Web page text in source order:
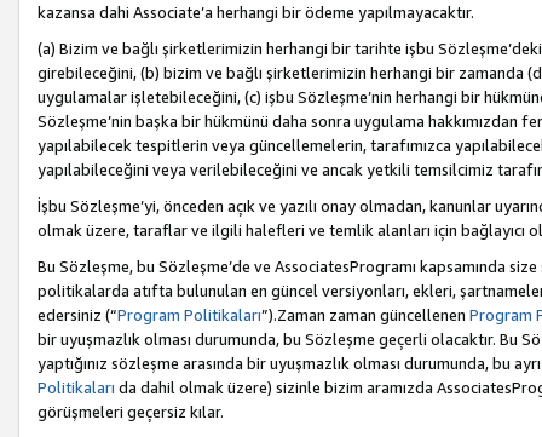
kazansa dahi Associate’a herhangi bir ödeme yapılmayacaktır.
(a) Bizim ve bağlı şirketlerimizin herhangi bir tarihte işbu
girebileceğini, (b) bizim ve bağlı şirketlerimizin herhangi bir zamanda
uygulamalar işletebileceğini, (c) işbu Sözleşme’nin herhangi bir
Sözleşme’nin başka bir hükmünü daha sonra uygulama hakkımızdan
yapılabilecek tespitlerin veya güncellemelerin, tarafımızca
yapılabileceğini veya verilebileceğini ve ancak yetkili temsilcimiz
İşbu Sözleşme’yi, önceden açık ve yazılı onay olmadan, kanunlar
olmak üzere, taraflar ve ilgili halefleri ve temlik alanları için bağlayıcı
Bu Sözleşme, bu Sözleşme’de ve AssociatesProgramı kapsamında
politikalarda atıfta bulunulan en güncel versiyonları, ekleri,
edersiniz (“Program Politikaları”).Zaman zaman güncellenen Program
bir uyuşmazlık olması durumunda, bu Sözleşme geçerli olacaktır. Bu
yaptığınız sözleşme arasında bir uyuşmazlık olması durumunda, bu
Politikaları da dahil olmak üzere) sizinle bizim aramızda
görüşmeleri geçersiz kılar.